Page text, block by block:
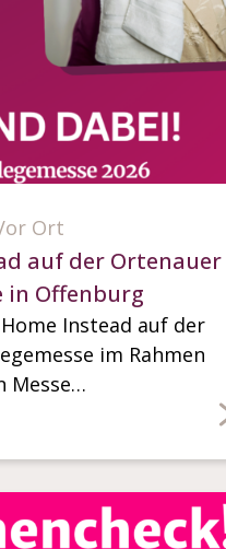
Ort
auf der Ortenauer
in Offenburg
Instead auf der
im Rahmen
Messe…